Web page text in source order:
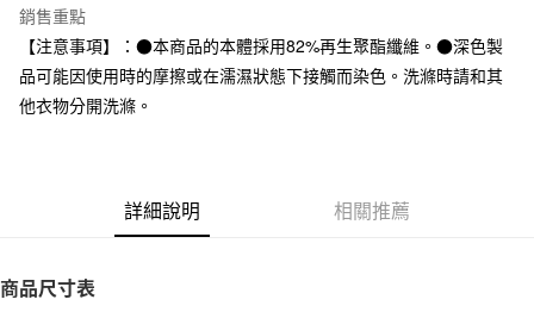
台新國際商業銀行
台灣樂天信用卡公司
運送方式
全家取貨付款
每筆NT$65，滿NT$1,000(含以上)免運費
付款後7-11取貨
銷售重點
【注意事項】：●本商品的本體採用82%再生聚酯纖維。●深色製
品可能因使用時的摩擦或在濡濕狀態下接觸而染色。洗滌時請和其
他衣物分開洗滌。
詳細說明 相關推薦
商品尺寸表